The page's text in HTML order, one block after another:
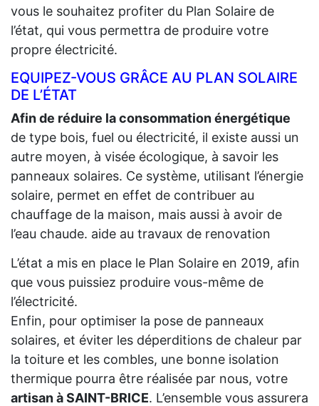
vous le souhaitez profiter du Plan Solaire de
l’état, qui vous permettra de produire votre
propre électricité.
EQUIPEZ-VOUS GRÂCE AU PLAN SOLAIRE
DE L’ÉTAT
Afin de réduire la consommation énergétique
de type bois, fuel ou électricité, il existe aussi un
autre moyen, à visée écologique, à savoir les
panneaux solaires. Ce système, utilisant l’énergie
solaire, permet en effet de contribuer au
chauffage de la maison, mais aussi à avoir de
l’eau chaude. aide au travaux de renovation
L’état a mis en place le Plan Solaire en 2019, afin
que vous puissiez produire vous-même de
l’électricité.
Enfin, pour optimiser la pose de panneaux
solaires, et éviter les déperditions de chaleur par
la toiture et les combles, une bonne isolation
thermique pourra être réalisée par nous, votre
artisan à SAINT-BRICE. L’ensemble vous assurera